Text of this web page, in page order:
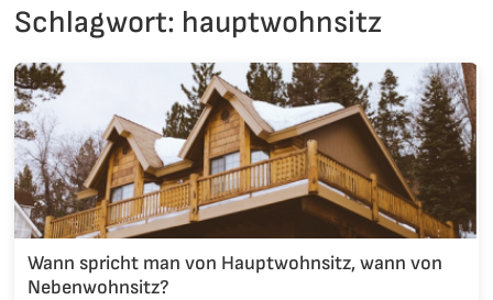
Schlagwort: hauptwohnsitz
Wann spricht man von Hauptwohnsitz, wann von
Nebenwohnsitz?